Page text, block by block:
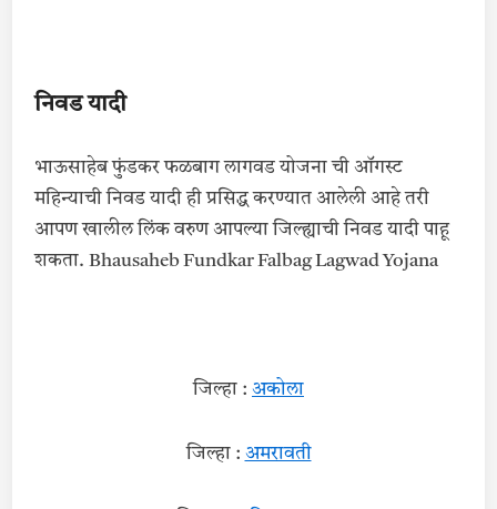
निवड यादी
भाऊसाहेब फुंडकर फळबाग लागवड योजना ची ऑगस्ट
महिन्याची निवड यादी ही प्रसिद्ध करण्यात आलेली आहे तरी
आपण खालील लिंक वरुण आपल्या जिल्ह्याची निवड यादी पाहू
शकता. Bhausaheb Fundkar Falbag Lagwad Yojana
जिल्हा : अकोला
जिल्हा : अमरावती